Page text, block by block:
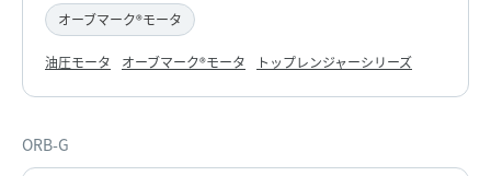
オーブマーク®モータ
油圧モータ オーブマーク®モータ トップレンジャーシリーズ
ORB-G